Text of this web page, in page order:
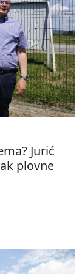
Jurić
plovne